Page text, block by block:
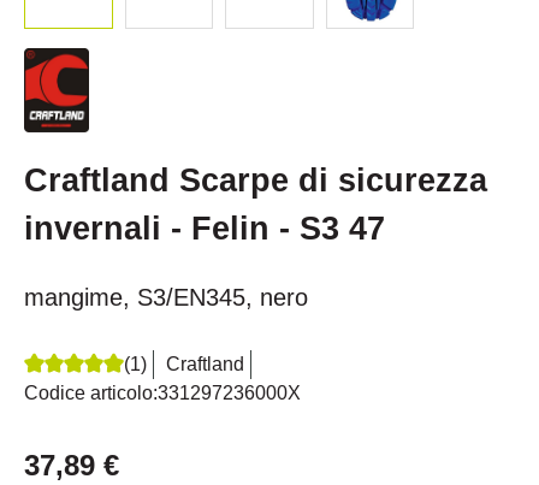
Craftland Scarpe di sicurezza
invernali - Felin - S3 47
mangime, S3/EN345, nero
Recensione media di 5 su 5 stelle
(1)
Craftland
Codice articolo:331297236000X
37,89 €